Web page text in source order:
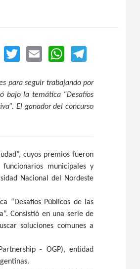
Twitter
EmailWhatsApp
Telegram
para seguir trabajando por
bajo la temática “Desafíos
El ganador del concurso
cuyos premios fueron
municipales y
Nacional del Nordeste
“Desafíos Públicos de las
Consistió en una serie de
soluciones comunes a
- OGP), entidad